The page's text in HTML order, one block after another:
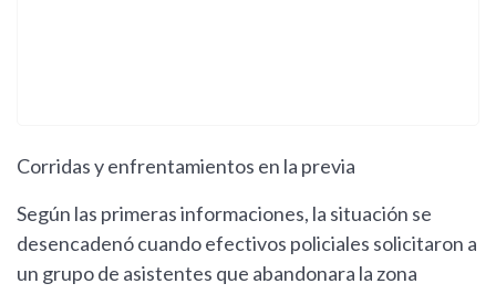
Corridas y enfrentamientos en la previa
Según las primeras informaciones, la situación se
desencadenó cuando efectivos policiales solicitaron a
un grupo de asistentes que abandonara la zona